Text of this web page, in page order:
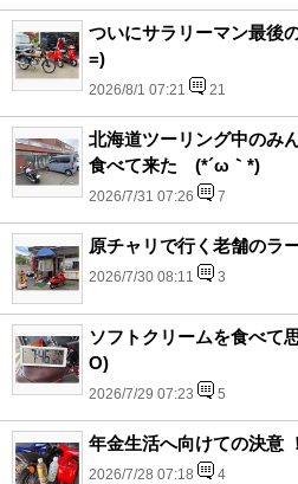
ついにサラリーマン最後
=)
2026/8/1 07:21 21
北海道ツーリング中のみ
食べて来た (*´ω｀*)
2026/7/31 07:26 7
原チャリで行く老舗の
2026/7/30 08:11 3
ソフトクリームを食べて
O)
2026/7/29 07:23 5
年金生活へ向けての決意
2026/7/28 07:18 4